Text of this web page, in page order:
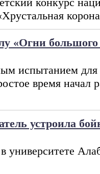
«Огни большого
испытанием
время начал
устроила
университете